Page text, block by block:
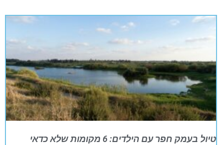
טיול בעמק חפר עם הילדים: 6 מקומות שלא כדאי